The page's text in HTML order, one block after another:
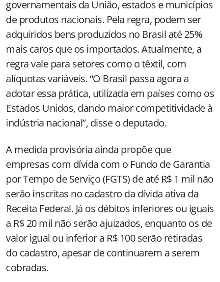
governamentais da União, estados e municípios
de produtos nacionais. Pela regra, podem ser
adquiridos bens produzidos no Brasil até 25%
mais caros que os importados. Atualmente, a
regra vale para setores como o têxtil, com
alíquotas variáveis. “O Brasil passa agora a
adotar essa prática, utilizada em países como os
Estados Unidos, dando maior competitividade à
indústria nacional”, disse o deputado.
A medida provisória ainda propõe que
empresas com dívida com o Fundo de Garantia
por Tempo de Serviço (FGTS) de até R$ 1 mil não
serão inscritas no cadastro da dívida ativa da
Receita Federal. Já os débitos inferiores ou iguais
a R$ 20 mil não serão ajuizados, enquanto os de
valor igual ou inferior a R$ 100 serão retiradas
do cadastro, apesar de continuarem a serem
cobradas.